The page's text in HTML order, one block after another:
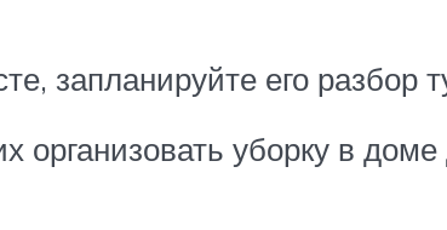
запланируйте его разбор
уборку в